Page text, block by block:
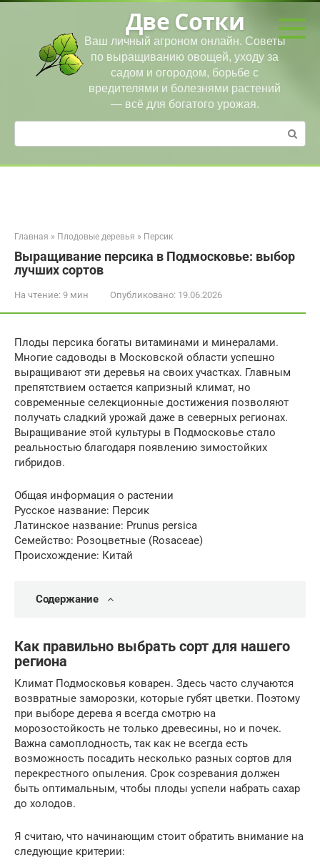
Перейти
Две Сотки
Ваш личный агроном онлайн. Советы
по выращиванию овощей, уходу за
садом и огородом, борьбе с
вредителями и болезнями растений
— всё для богатого урожая.
Поиск:
Главная » Плодовые деревья » Персик
Выращивание персика в Подмосковье: выбор
лучших сортов
На чтение: 9 мин Опубликовано: 19.06.2026
Плоды персика богаты витаминами и минералами.
Многие садоводы в Московской области успешно
выращивают эти деревья на своих участках. Главным
препятствием остается капризный климат, но
современные селекционные достижения позволяют
получать сладкий урожай даже в северных регионах.
Выращивание этой культуры в Подмосковье стало
реальностью благодаря появлению зимостойких
гибридов.
Общая информация о растении
Русское название: Персик
Латинское название: Prunus persica
Семейство: Розоцветные (Rosaceae)
Происхождение: Китай
Содержание
Как правильно выбрать сорт для нашего
региона
Климат Подмосковья коварен. Здесь часто случаются
возвратные заморозки, которые губят цветки. Поэтому
при выборе дерева я всегда смотрю на
морозостойкость не только древесины, но и почек.
Важна самоплодность, так как не всегда есть
возможность посадить несколько разных сортов для
перекрестного опыления. Срок созревания должен
быть оптимальным, чтобы плоды успели набрать сахар
до холодов.
Я считаю, что начинающим стоит обратить внимание на
следующие критерии: